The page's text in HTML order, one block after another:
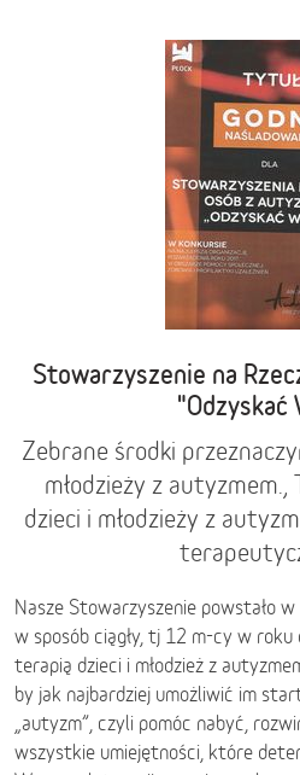
Stowarzyszenie na
"Odzyskać
Zebrane środki
młodzieży z
dzieci i młodzieży z
Nasze Stowarzyszenie powstało
w sposób ciągły, tj 12 m-cy w roku
terapią dzieci i młodzież z
by jak najbardziej umożliwić im
„autyzm”, czyli pomóc nabyć,
wszystkie umiejętności, które